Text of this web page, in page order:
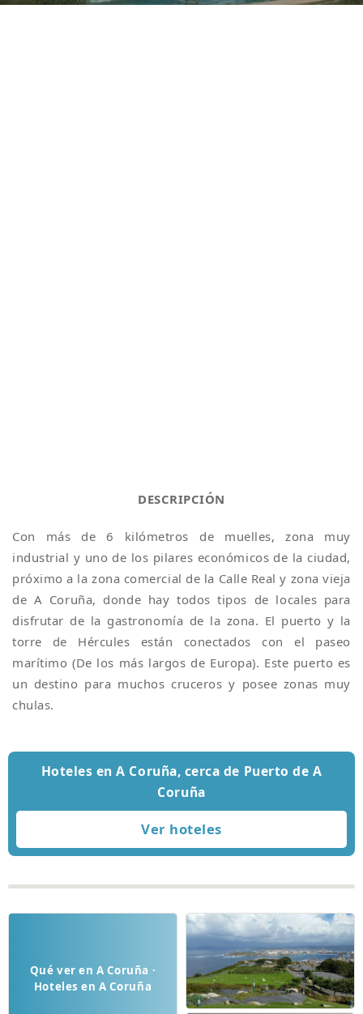
DESCRIPCIÓN
Con más de 6 kilómetros de muelles, zona muy
industrial y uno de los pilares económicos de la ciudad,
próximo a la zona comercial de la Calle Real y zona vieja
de A Coruña, donde hay todos tipos de locales para
disfrutar de la gastronomía de la zona. El puerto y la
torre de Hércules están conectados con el paseo
marítimo (De los más largos de Europa). Este puerto es
un destino para muchos cruceros y posee zonas muy
chulas.
Hoteles en A Coruña, cerca de Puerto de A
Coruña
Qué ver en A Coruña ·
Hoteles en A Coruña